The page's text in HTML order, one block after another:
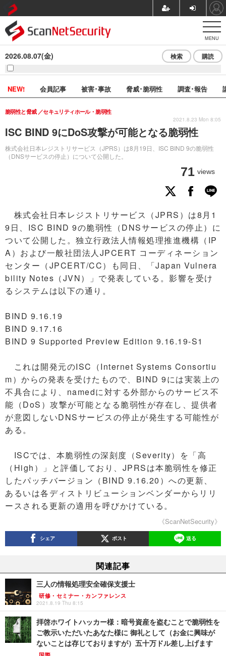
MENU
2026.08.07(金) 検索 購読
NEW! 会員記事 被害･事故 脅威･脆弱性 調査･報告
ISC BIND 9にDoS攻撃が可能となる脆弱性
株式会社日本レジストリサービス（JPRS）は8月19日、ISC BIND 9の脆弱性
（DNSサービスの停止）について公開した。
脆弱性と脅威 セキュリティホール・脆弱性
71 views
2021.8.23 Mon 8:05
株式会社日本レジストリサービス（JPRS）は8月1
9日、ISC BIND 9の脆弱性（DNSサービスの停止）に
ついて公開した。独立行政法人情報処理推進機構（IP
A）および一般社団法人JPCERT コーディネーション
センター（JPCERT/CC）も同日、「Japan Vulnera
bility Notes（JVN）」で発表している。影響を受け
るシステムは以下の通り。
BIND 9.16.19
BIND 9.17.16
BIND 9 Supported Preview Edition 9.16.19-S1
これは開発元のISC（Internet Systems Consortiu
m）からの発表を受けたもので、BIND 9には実装上の
不具合により、namedに対する外部からのサービス不
能（DoS）攻撃が可能となる脆弱性が存在し、提供者
が意図しないDNSサービスの停止が発生する可能性が
ある。
ISCでは、本脆弱性の深刻度（Severity）を「高
（High）」と評価しており、JPRSは本脆弱性を修正
したパッチバージョン（BIND 9.16.20）への更新、
あるいは各ディストリビューションベンダーからリリ
ースされる更新の適用を呼びかけている。
《ScanNetSecurity》
シェア ポスト 送る
関連記事
三人の情報処理安全確保支援士
研修・セミナー・カンファレンス
2021.8.19 Thu 8:15
拝啓ホワイトハッカー様：暗号資産を盗むことで脆弱性を
ご教示いただいたあなた様に 御礼として（お金に興味が
ないことは存じておりますが）五十万ドル差し上げます